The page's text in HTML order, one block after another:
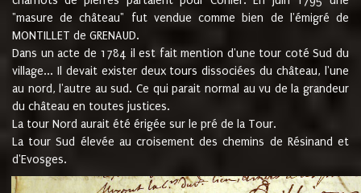
"masure de château" fut vendue comme bien de l'émigré de
MONTILLET de GRENAUD.
Dans un acte de 1784 il est fait mention d'une tour coté Sud du
village... Il devait exister deux tours dissociées du château, l'une
au nord, l'autre au sud. Ce qui parait normal au vu de la grandeur
du château en toutes justices.
La tour Nord aurait été érigée sur le pré de la Tour.
La tour Sud élevée au croisement des chemins de Résinand et
d'Evosges.